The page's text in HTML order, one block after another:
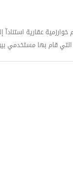
عقارية استناداّ
قام بها مستخدمي بيوت